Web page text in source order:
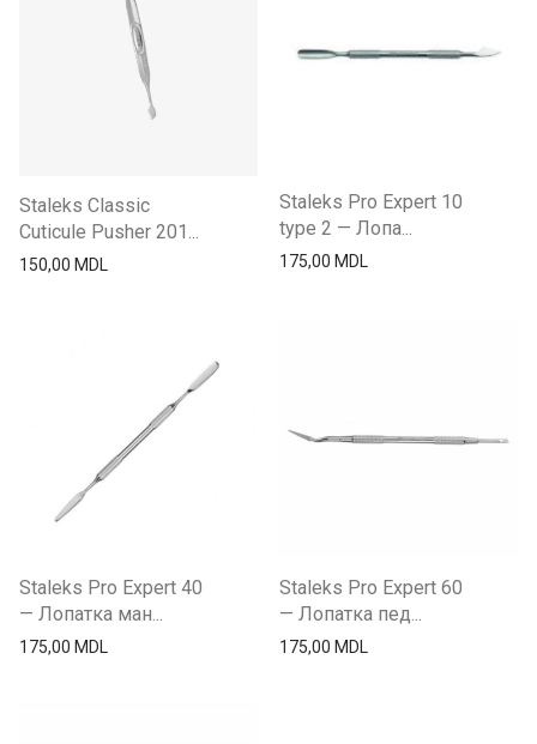
Депиляция
Инструменты
Staleks Classic
Cuticule Pusher 201...
150,00 MDL
Staleks Pro Expert 10
type 2 — Лопа...
175,00 MDL
Staleks Pro Expert 40
— Лопатка ман...
175,00 MDL
Staleks Pro Expert 60
— Лопатка пед...
175,00 MDL